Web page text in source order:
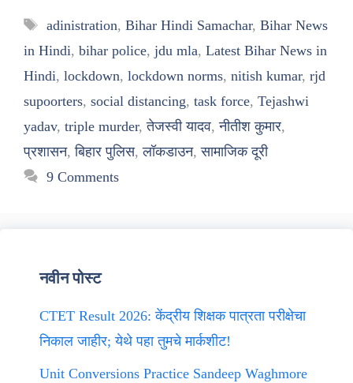
Tags
adinistration, Bihar Hindi Samachar, Bihar News
in Hindi, bihar police, jdu mla, Latest Bihar News in
Hindi, lockdown, lockdown norms, nitish kumar, rjd
supoorters, social distancing, task force, Tejashwi
yadav, triple murder,तेजस्वी यादव,नीतीश कुमार,
प्रशासन,बिहार पुलिस,लॉकडाउन,सामाजिक दूरी
9 Comments
नवीन पोस्ट
CTET Result 2026: केंद्रीय शिक्षक पात्रता परीक्षेचा
निकाल जाहीर; येथे पहा तुमचे मार्कशीट!
Unit Conversions Practice Sandeep Waghmore